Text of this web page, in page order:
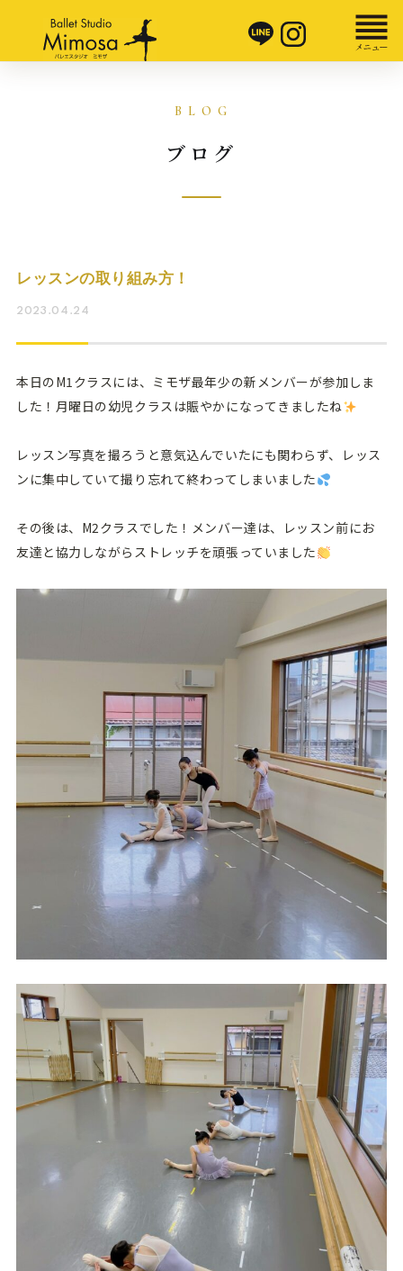
ブログ
レッスンの取り組み方！
2023.04.24
本日のM1クラスには、ミモザ最年少の新メンバーが参加しま
した！月曜日の幼児クラスは賑やかになってきましたね
レッスン写真を撮ろうと意気込んでいたにも関わらず、レッス
ンに集中していて撮り忘れて終わってしまいました
その後は、M2クラスでした！メンバー達は、レッスン前にお
友達と協力しながらストレッチを頑張っていました